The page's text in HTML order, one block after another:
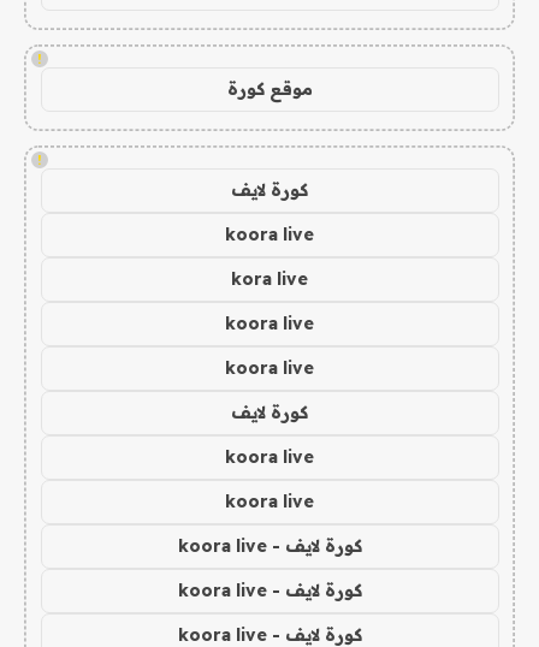
!
موقع كورة
!
كورة لايف
koora live
kora live
koora live
koora live
كورة لايف
koora live
koora live
كورة لايف - koora live
كورة لايف - koora live
كورة لايف - koora live